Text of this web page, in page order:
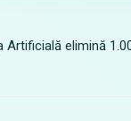
Artificială elimină